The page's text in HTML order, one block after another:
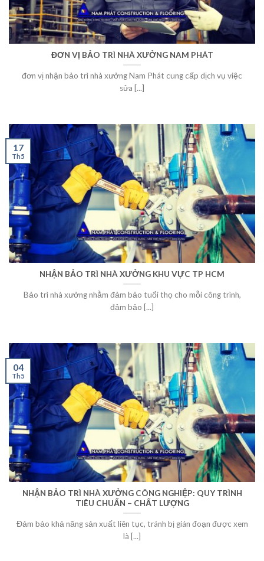
ĐƠN VỊ BẢO TRÌ NHÀ XƯỞNG NAM PHÁT
đơn vị nhận bảo trì nhà xưởng Nam Phát cung cấp dịch vụ việc
sửa [...]
NHẬN BẢO TRÌ NHÀ XƯỞNG KHU VỰC TP HCM
Bảo trì nhà xưởng nhằm đảm bảo tuổi thọ cho mỗi công trình,
đảm bảo [...]
17
Th5
NHẬN BẢO TRÌ NHÀ XƯỞNG CÔNG NGHIỆP: QUY TRÌNH
TIÊU CHUẨN – CHẤT LƯỢNG
Đảm bảo khả năng sản xuất liên tục, tránh bị gián đoạn được xem
là [...]
04
Th5